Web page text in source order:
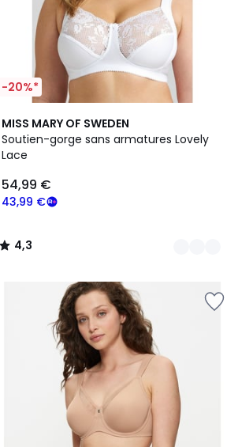
-20%*
MISS MARY OF SWEDEN
Soutien-gorge sans armatures Lovely
Lace
43,99 €
54,99 €
4,3
/ 5
11
Couleurs
4,3
/